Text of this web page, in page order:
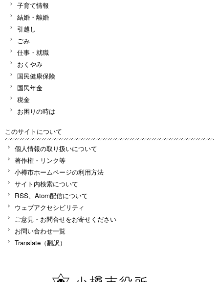
子育て情報
結婚・離婚
引越し
ごみ
仕事・就職
おくやみ
国民健康保険
国民年金
税金
お困りの時は
このサイトについて
個人情報の取り扱いについて
著作権・リンク等
小樽市ホームページの利用方法
サイト内検索について
RSS、Atom配信について
ウェブアクセシビリティ
ご意見・お問合せをお寄せください
お問い合わせ一覧
Translate（翻訳）